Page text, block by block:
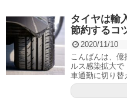
タイヤは輸
節約するコ
2020/11/10
こんばんは、億
ルス感染拡大で
車通勤に切り替